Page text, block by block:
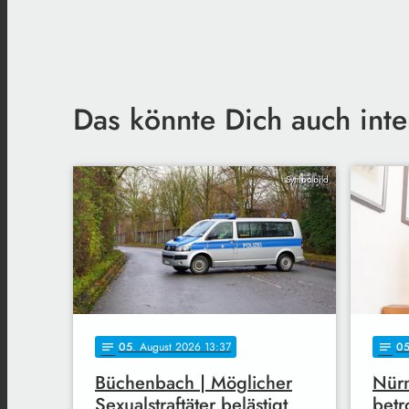
Das könnte Dich auch
Symbolbild
notes 05. August 2026 13:37
Büchenbach | Möglicher
notes 05